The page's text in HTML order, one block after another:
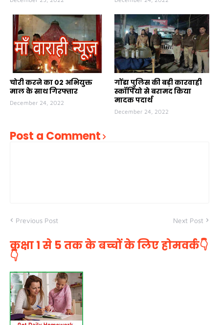
चोरी करने का 02 अभियुक्त
माल के साथ गिरफ्तार
December 24, 2022
गोंडा पुलिस की बड़ी कारवाही
स्कॉर्पियो से बरामद किया
मादक पदार्थ
December 24, 2022
Post a Comment
Previous Post Next Post
कक्षा 1 से 5 तक के बच्चों के लिए होमवर्क👇
👇